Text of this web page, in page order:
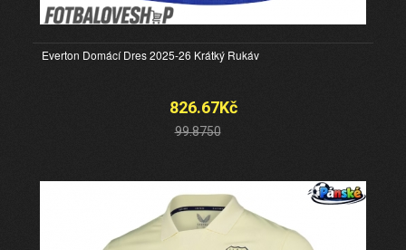
Everton Domácí Dres 2025-26 Krátký Rukáv
826.67Kč
99.8750